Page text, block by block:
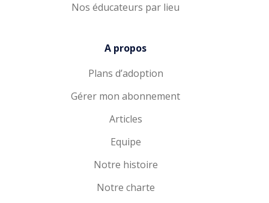
Nos éducateurs par lieu
A propos
Plans d’adoption
Gérer mon abonnement
Articles
Equipe
Notre histoire
Notre charte